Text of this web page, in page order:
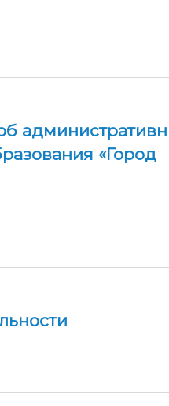
«Город